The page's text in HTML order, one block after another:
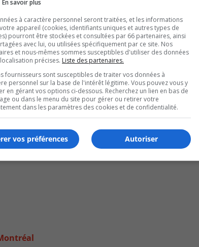
ses réseaux sociaux pour connaître la
En savoir plus
à caractère personnel seront traitées, et les informations
appareil (cookies, identifiants uniques et autres types de
pourront être stockées et consultées par 66 partenaires, ainsi
avec lui, ou utilisées spécifiquement par ce site. Nos
et nous-mêmes sommes susceptibles d'utiliser des données
précises. Liste des partenaires.
fournisseurs sont susceptibles de traiter vos données à
personnel sur la base de l'intérêt légitime. Vous pouvez vous y
en gérant vos options ci-dessous. Recherchez un lien en bas de
ou dans le menu du site pour gérer ou retirer votre
dans les paramètres des cookies et de confidentialité.
Autoriser
vos préférences